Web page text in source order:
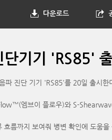
다운로드
기기 'RS85' 출
파 진단 기기 'RS85'를 20일 출시한
엠브이 플로우)와 S-
름까지 보여줘 병변 확인에 도움을